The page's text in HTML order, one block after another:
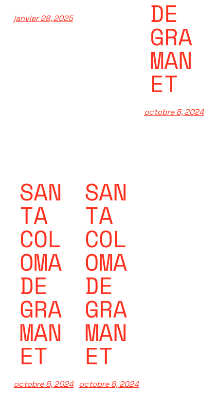
janvier 28, 2025 DE
GRA
MAN
ET
octobre 8, 2024
SAN
TA
COL
OMA
DE
GRA
MAN
ET
octobre 8, 2024
SAN
TA
COL
OMA
DE
GRA
MAN
ET
octobre 8, 2024